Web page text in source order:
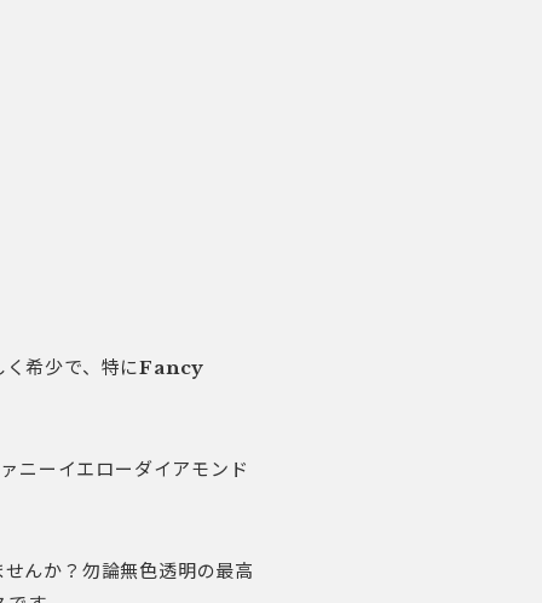
希少で、特にFancy
ニーイエローダイアモンド
んか？勿論無色透明の最高